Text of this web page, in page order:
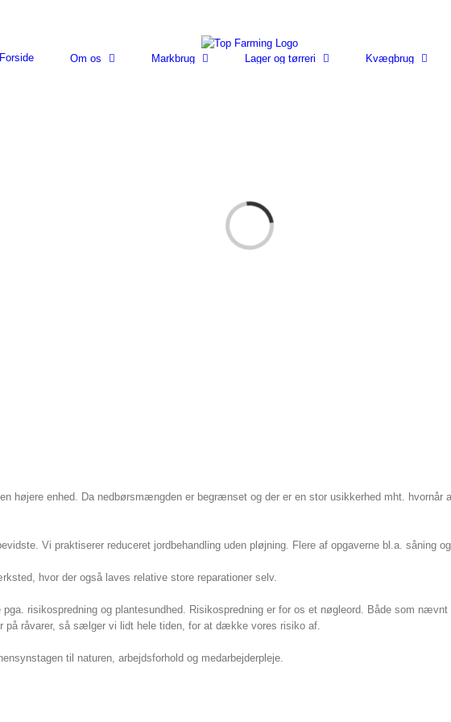
Forside
Om os Markbrug Lager og tørreri Kvægbrug
Loading...
højere enhed. Da nedbørsmængden er begrænset og der er en stor usikkerhed mht. hvornår
Vi praktiserer reduceret jordbehandling uden pløjning. Flere af opgaverne bl.a. såning
hvor der også laves relative store reparationer selv.
risikospredning og plantesundhed. Risikospredning er for os et nøgleord. Både som
på råvarer, så sælger vi lidt hele tiden, for at dække vores risiko af.
til naturen, arbejdsforhold og medarbejderpleje.